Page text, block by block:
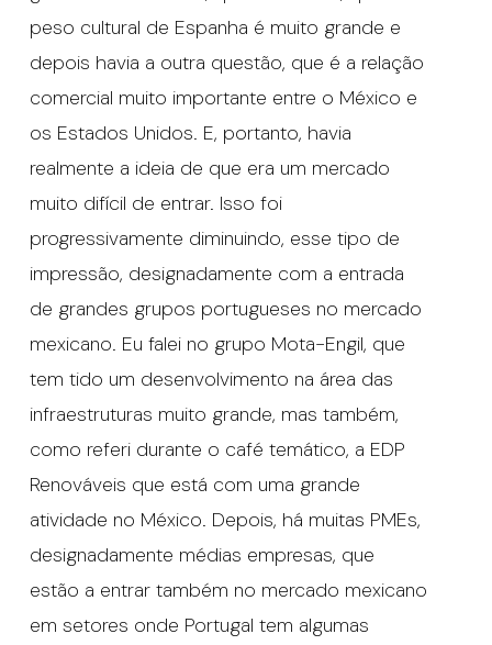
peso cultural de Espanha é muito grande e
depois havia a outra questão, que é a relação
comercial muito importante entre o México e
os Estados Unidos. E, portanto, havia
realmente a ideia de que era um mercado
muito difícil de entrar. Isso foi
progressivamente diminuindo, esse tipo de
impressão, designadamente com a entrada
de grandes grupos portugueses no mercado
mexicano. Eu falei no grupo Mota-Engil, que
tem tido um desenvolvimento na área das
infraestruturas muito grande, mas também,
como referi durante o café temático, a EDP
Renováveis que está com uma grande
atividade no México. Depois, há muitas PMEs,
designadamente médias empresas, que
estão a entrar também no mercado mexicano
em setores onde Portugal tem algumas